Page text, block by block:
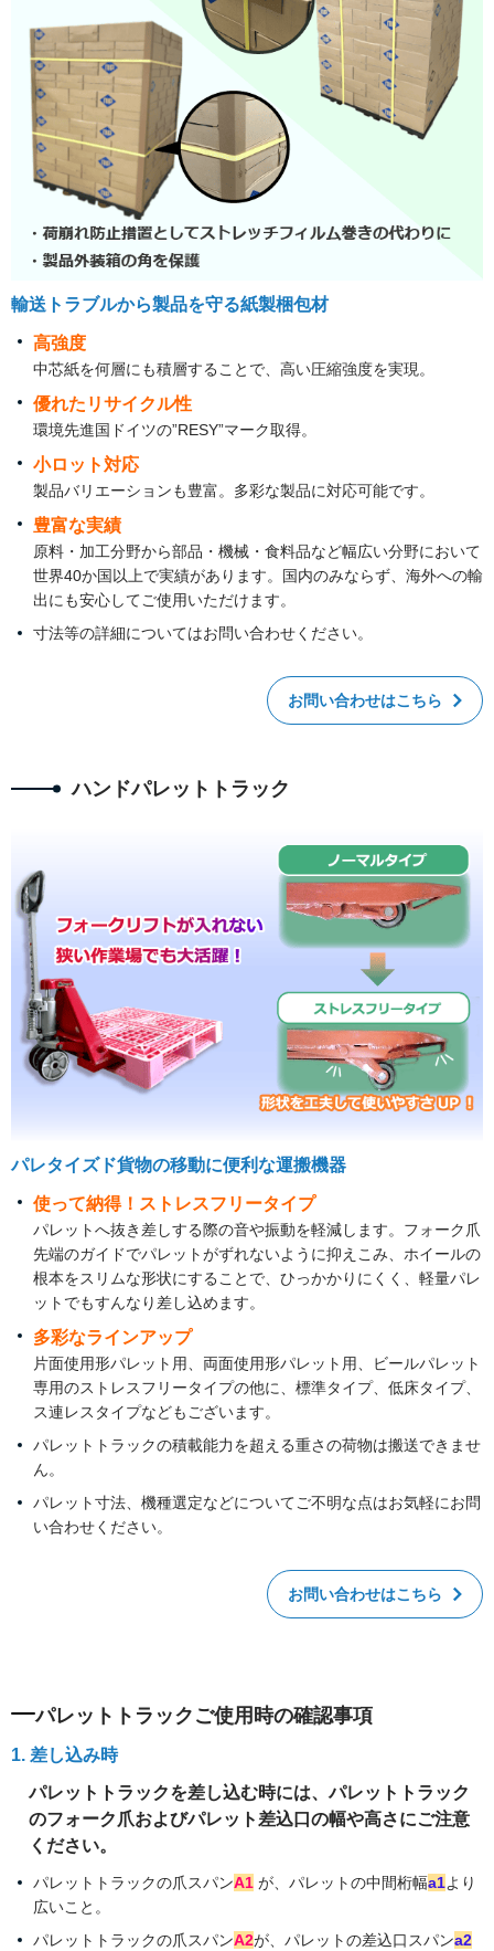
輸送トラブルから製品を守る紙製梱包材
高強度
中芯紙を何層にも積層することで、高い圧縮強度を実現。
優れたリサイクル性
環境先進国ドイツの”RESY”マーク取得。
小ロット対応
製品バリエーションも豊富。多彩な製品に対応可能です。
豊富な実績
原料・加工分野から部品・機械・食料品など幅広い分野において
世界40か国以上で実績があります。国内のみならず、海外への輸
出にも安心してご使用いただけます。
寸法等の詳細についてはお問い合わせください。
お問い合わせはこちら
ハンドパレットトラック
パレタイズド貨物の移動に便利な運搬機器
使って納得！ストレスフリータイプ
パレットへ抜き差しする際の音や振動を軽減します。フォーク爪
先端のガイドでパレットがずれないように抑えこみ、ホイールの
根本をスリムな形状にすることで、ひっかかりにくく、軽量パレ
ットでもすんなり差し込めます。
多彩なラインアップ
片面使用形パレット用、両面使用形パレット用、ビールパレット
専用のストレスフリータイプの他に、標準タイプ、低床タイプ、
ス連レスタイプなどもございます。
パレットトラックの積載能力を超える重さの荷物は搬送できませ
ん。
パレット寸法、機種選定などについてご不明な点はお気軽にお問
い合わせください。
お問い合わせはこちら
パレットトラックご使用時の確認事項
1. 差し込み時
パレットトラックを差し込む時には、パレットトラック
のフォーク爪およびパレット差込口の幅や高さにご注意
ください。
パレットトラックの爪スパンA1 が、パレットの中間桁幅a1より
広いこと。
パレットトラックの爪スパンA2が、パレットの差込口スパンa2